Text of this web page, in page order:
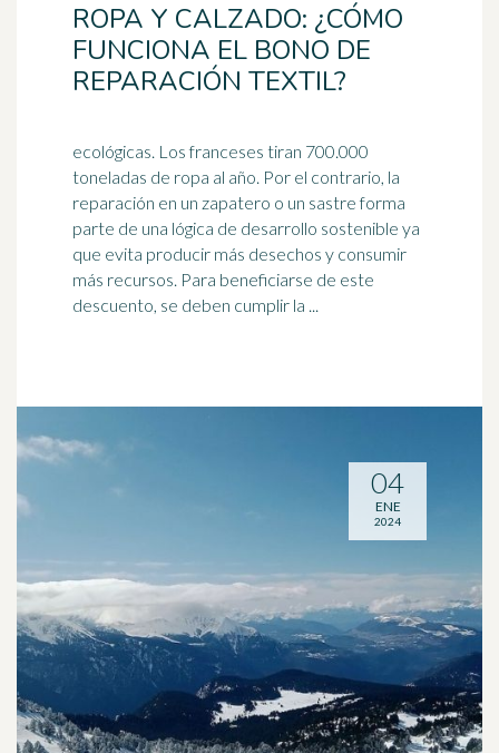
ROPA Y CALZADO: ¿CÓMO
FUNCIONA EL BONO DE
REPARACIÓN TEXTIL?
ecológicas. Los franceses tiran 700.000
toneladas de ropa al año. Por el contrario, la
reparación en un zapatero o un sastre forma
parte de una lógica de desarrollo sostenible ya
que evita producir más desechos y consumir
más recursos. Para beneficiarse de este
descuento, se deben cumplir la ...
04
ENE
2024